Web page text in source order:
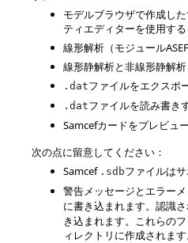
モデルブラウザで作成し
ティエディターを使用する
線形解析（モジュール
線形静解析と非線形静解
.datファイルをエクスポ
.datファイルを読み書き
Samcefカードをプレビュ
次の点に留意してください：
Samcef .sdbファイルはサ
警告メッセージとエラー
に書き込まれます。認識さ
き込まれます。これらのフ
ィレクトリに作成されます